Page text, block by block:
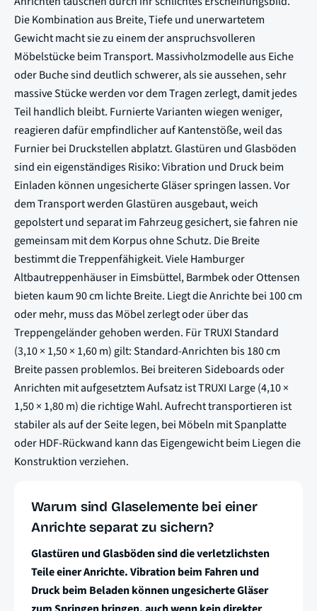
Die Kombination aus Breite, Tiefe und unerwartetem
Gewicht macht sie zu einem der anspruchsvolleren
Möbelstücke beim Transport. Massivholzmodelle aus Eiche
oder Buche sind deutlich schwerer, als sie aussehen, sehr
massive Stücke werden vor dem Tragen zerlegt, damit jedes
Teil handlich bleibt. Furnierte Varianten wiegen weniger,
reagieren dafür empfindlicher auf Kantenstöße, weil das
Furnier bei Druckstellen abplatzt. Glastüren und Glasböden
sind ein eigenständiges Risiko: Vibration und Druck beim
Einladen können ungesicherte Gläser springen lassen. Vor
dem Transport werden Glastüren ausgebaut, weich
gepolstert und separat im Fahrzeug gesichert, sie fahren nie
gemeinsam mit dem Korpus ohne Schutz. Die Breite
bestimmt die Treppenfähigkeit. Viele Hamburger
Altbautreppenhäuser in Eimsbüttel, Barmbek oder Ottensen
bieten kaum 90 cm lichte Breite. Liegt die Anrichte bei 100 cm
oder mehr, muss das Möbel zerlegt oder über das
Treppengeländer gehoben werden. Für TRUXI Standard
(3,10 × 1,50 × 1,60 m) gilt: Standard-Anrichten bis 180 cm
Breite passen problemlos. Bei breiteren Sideboards oder
Anrichten mit aufgesetztem Aufsatz ist TRUXI Large (4,10 ×
1,50 × 1,80 m) die richtige Wahl. Aufrecht transportieren ist
stabiler als auf der Seite legen, bei Möbeln mit Spanplatte
oder HDF-Rückwand kann das Eigengewicht beim Liegen die
Konstruktion verziehen.
Warum sind Glaselemente bei einer
Anrichte separat zu sichern?
Glastüren und Glasböden sind die verletzlichsten
Teile einer Anrichte. Vibration beim Fahren und
Druck beim Beladen können ungesicherte Gläser